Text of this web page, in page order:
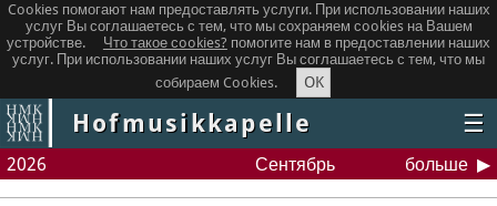
Cookies помогают нам предоставлять услуги. При использовании наших
услуг Вы соглашаетесь с тем, что мы сохраняем сookies на Вашем
устройстве.
Что такое сookies? помогите нам в предоставлении наших
услуг. При использовании наших услуг Вы соглашаетесь с тем, что мы
собираем Cookies.
OK
Hofmusikkapelle ☰
2026 Сентябрь больше